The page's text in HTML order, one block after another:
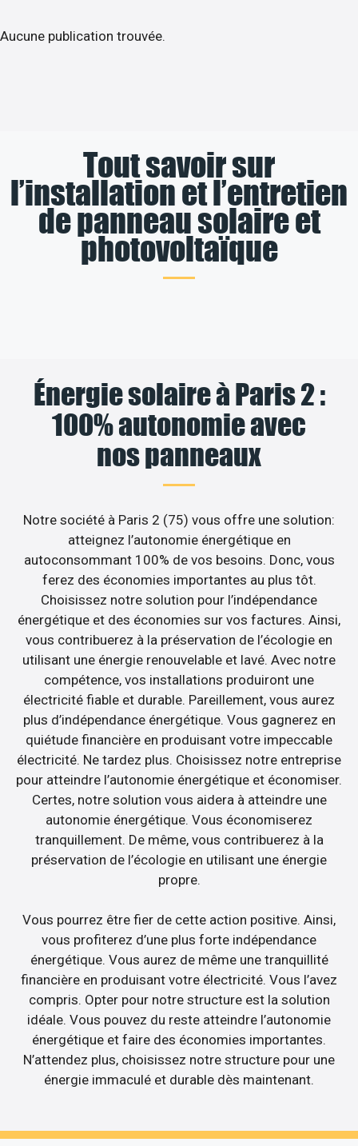
Aucune publication trouvée.
Tout savoir sur
l’installation et l’entretien
de panneau solaire et
photovoltaïque
Énergie solaire à Paris 2 :
100% autonomie avec
nos panneaux
Notre société à Paris 2 (75) vous offre une solution:
atteignez l’autonomie énergétique en
autoconsommant 100% de vos besoins. Donc, vous
ferez des économies importantes au plus tôt.
Choisissez notre solution pour l’indépendance
énergétique et des économies sur vos factures. Ainsi,
vous contribuerez à la préservation de l’écologie en
utilisant une énergie renouvelable et lavé. Avec notre
compétence, vos installations produiront une
électricité fiable et durable. Pareillement, vous aurez
plus d’indépendance énergétique. Vous gagnerez en
quiétude financière en produisant votre impeccable
électricité. Ne tardez plus. Choisissez notre entreprise
pour atteindre l’autonomie énergétique et économiser.
Certes, notre solution vous aidera à atteindre une
autonomie énergétique. Vous économiserez
tranquillement. De même, vous contribuerez à la
préservation de l’écologie en utilisant une énergie
propre.
Vous pourrez être fier de cette action positive. Ainsi,
vous profiterez d’une plus forte indépendance
énergétique. Vous aurez de même une tranquillité
financière en produisant votre électricité. Vous l’avez
compris. Opter pour notre structure est la solution
idéale. Vous pouvez du reste atteindre l’autonomie
énergétique et faire des économies importantes.
N’attendez plus, choisissez notre structure pour une
énergie immaculé et durable dès maintenant.